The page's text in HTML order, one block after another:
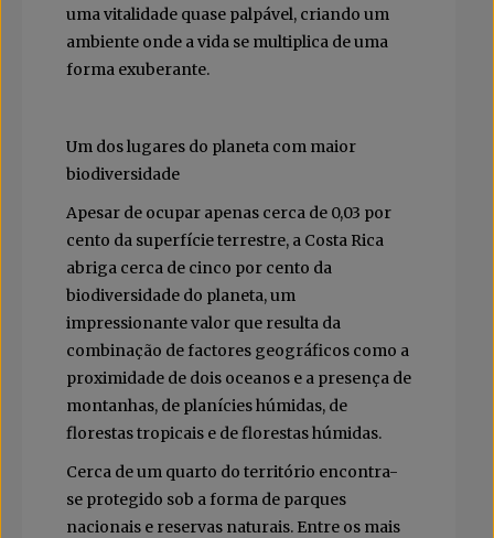
uma vitalidade quase palpável, criando um
ambiente onde a vida se multiplica de uma
forma exuberante.
Um dos lugares do planeta com maior
biodiversidade
Apesar de ocupar apenas cerca de 0,03 por
cento da superfície terrestre, a Costa Rica
abriga cerca de cinco por cento da
biodiversidade do planeta, um
impressionante valor que resulta da
combinação de factores geográficos como a
proximidade de dois oceanos e a presença de
montanhas, de planícies húmidas, de
florestas tropicais e de florestas húmidas.
Cerca de um quarto do território encontra-
se protegido sob a forma de parques
nacionais e reservas naturais. Entre os mais